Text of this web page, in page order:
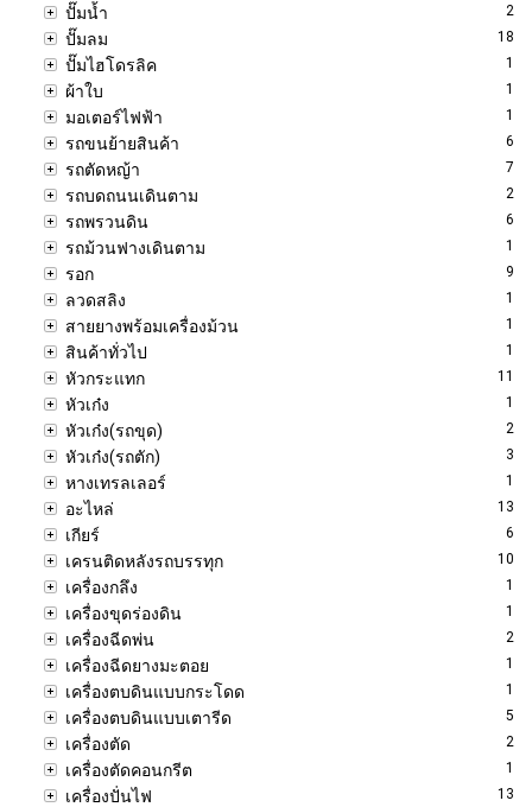
ปั๊มน้ำ 2
ปั๊มลม 18
ปั๊มไฮโดรลิค 1
ผ้าใบ 1
มอเตอร์ไฟฟ้า 1
รถขนย้ายสินค้า 6
รถตัดหญ้า 7
รถบดถนนเดินตาม 2
รถพรวนดิน 6
รถม้วนฟางเดินตาม 1
รอก 9
ลวดสลิง 1
สายยางพร้อมเครื่องม้วน 1
สินค้าทั่วไป 1
หัวกระแทก 11
หัวเก๋ง 1
หัวเก๋ง(รถขุด) 2
หัวเก๋ง(รถตัก) 3
หางเทรลเลอร์ 1
อะไหล่ 13
เกียร์ 6
เครนติดหลังรถบรรทุก 10
เครื่องกลึง 1
เครื่องขุดร่องดิน 1
เครื่องฉีดพ่น 2
เครื่องฉีดยางมะตอย 1
เครื่องตบดินแบบกระโดด 1
เครื่องตบดินแบบเตารีด 5
เครื่องตัด 2
เครื่องตัดคอนกรีต 1
เครื่องปั่นไฟ 13